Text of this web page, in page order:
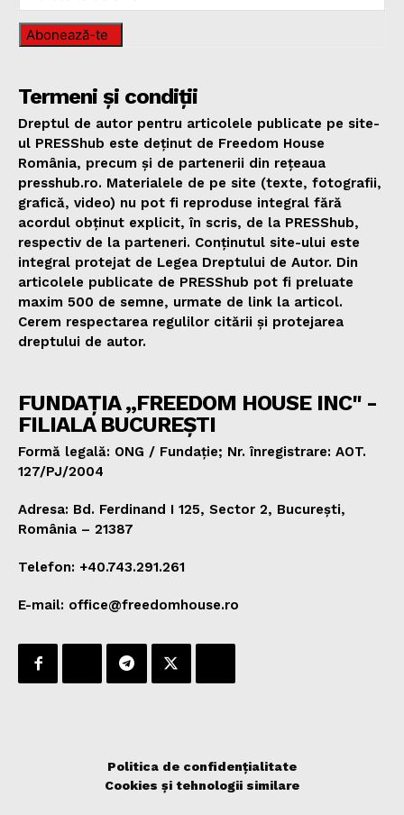
Abonează-te
Termeni și condiții
Dreptul de autor pentru articolele publicate pe site-
ul PRESShub este deținut de Freedom House
România, precum și de partenerii din rețeaua
presshub.ro. Materialele de pe site (texte, fotografii,
grafică, video) nu pot fi reproduse integral fără
acordul obținut explicit, în scris, de la PRESShub,
respectiv de la parteneri. Conținutul site-ului este
integral protejat de Legea Dreptului de Autor. Din
articolele publicate de PRESShub pot fi preluate
maxim 500 de semne, urmate de link la articol.
Cerem respectarea regulilor citării și protejarea
dreptului de autor.
FUNDAȚIA „FREEDOM HOUSE INC" -
FILIALA BUCUREȘTI
Formă legală: ONG / Fundație; Nr. înregistrare: AOT.
127/PJ/2004
Adresa: Bd. Ferdinand I 125, Sector 2, București,
România – 21387
Telefon: +40.743.291.261
E-mail: office@freedomhouse.ro
Politica de confidențialitate
Cookies și tehnologii similare